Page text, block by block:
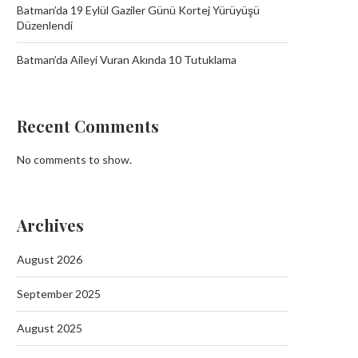
Batman’da 19 Eylül Gaziler Günü Kortej Yürüyüşü
Düzenlendi
Batman’da Aileyi Vuran Akında 10 Tutuklama
Recent Comments
No comments to show.
Archives
August 2026
September 2025
August 2025